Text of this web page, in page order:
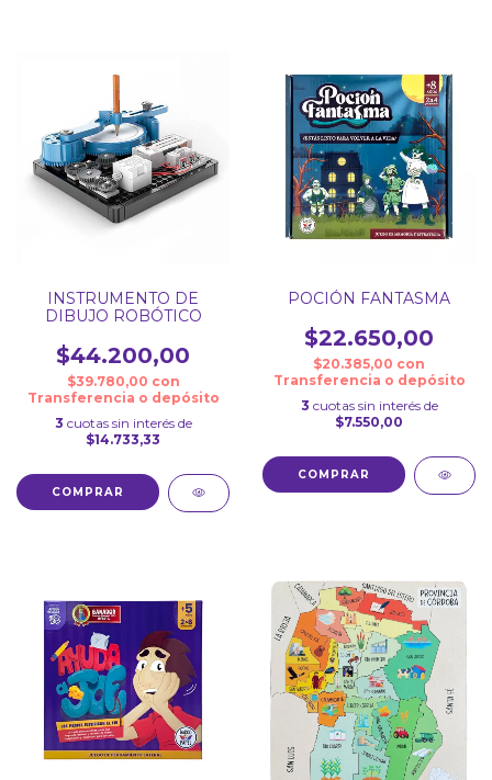
INSTRUMENTO DE
DIBUJO ROBÓTICO
$44.200,00
$39.780,00 con
Transferencia o depósito
3 cuotas sin interés de
$14.733,33
POCIÓN FANTASMA
$22.650,00
$20.385,00 con
Transferencia o depósito
3 cuotas sin interés de
$7.550,00